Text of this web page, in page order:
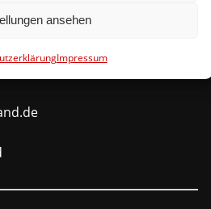
ansehen
Impressum